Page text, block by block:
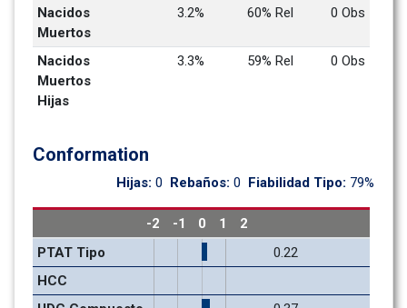
Nacidos
Muertos
3.2% 60% Rel 0 Obs
Nacidos
Muertos
Hijas
3.3% 59% Rel 0 Obs
Conformation
Hijas: 0 Rebaños: 0 Fiabilidad Tipo: 79%
-2 -1 0 1
2
PTAT Tipo
0.22
HCC